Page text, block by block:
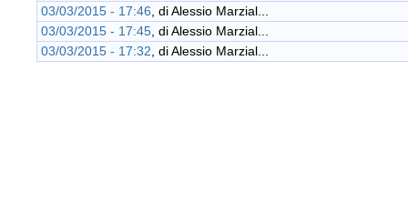
03/03/2015 - 17:46 , diAlessio Marzial...
03/03/2015 - 17:45 , diAlessio Marzial...
03/03/2015 - 17:32 , diAlessio Marzial...